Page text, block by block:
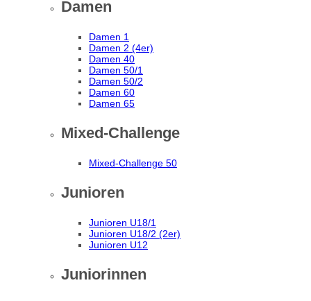
Damen
Damen 1
Damen 2 (4er)
Damen 40
Damen 50/1
Damen 50/2
Damen 60
Damen 65
Mixed-Challenge
Mixed-Challenge 50
Junioren
Junioren U18/1
Junioren U18/2 (2er)
Junioren U12
Juniorinnen